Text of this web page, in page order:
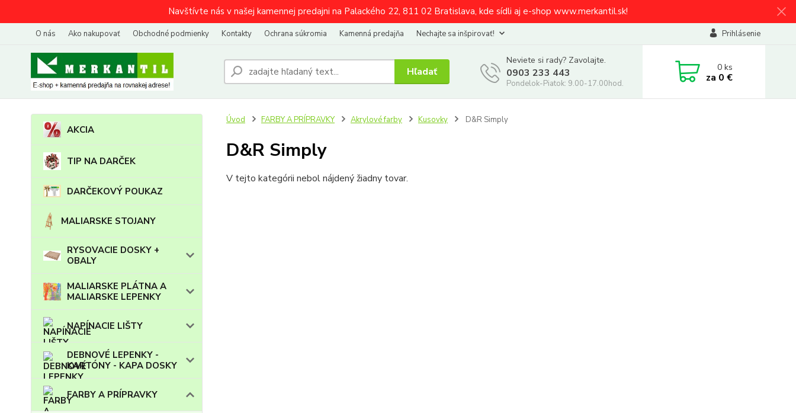
Navštívte nás v našej kamennej predajni na Palackého 22, 811 02 Bratislava, kde sídli aj e-shop www.merkantil.sk!
O nás Ako nakupovať Obchodné podmienky Kontakty Ochrana súkromia Kamenná predajňa Nechajte sa inšpirovať! Prihlásenie
Hľadať
Neviete si rady? Zavolajte.
0903 233 443
Pondelok-Piatok: 9.00-17.00hod.
0ks
za 0 €
AKCIA
TIP NA DARČEK
DARČEKOVÝ POUKAZ
MALIARSKE STOJANY
RYSOVACIE DOSKY +
OBALY
MALIARSKE PLÁTNA A
MALIARSKE LEPENKY
NAPÍNACIE LIŠTY
DEBNOVÉ LEPENKY -
KARTÓNY - KAPA DOSKY
FARBY A PRÍPRAVKY
Úvod FARBY A PRÍPRAVKY Akrylové farby Kusovky D&R Simply
D&R Simply
V tejto kategórii nebol nájdený žiadny tovar.